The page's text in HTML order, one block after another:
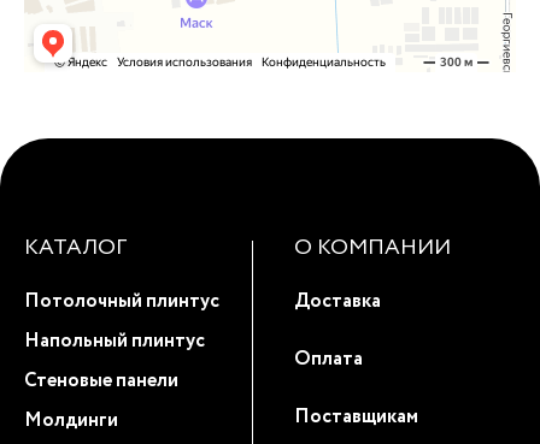
КАТАЛОГ
Потолочный плинтус
Напольный плинтус
Стеновые панели
Молдинги
О КОМПАНИИ
Доставка
Оплата
Поставщикам